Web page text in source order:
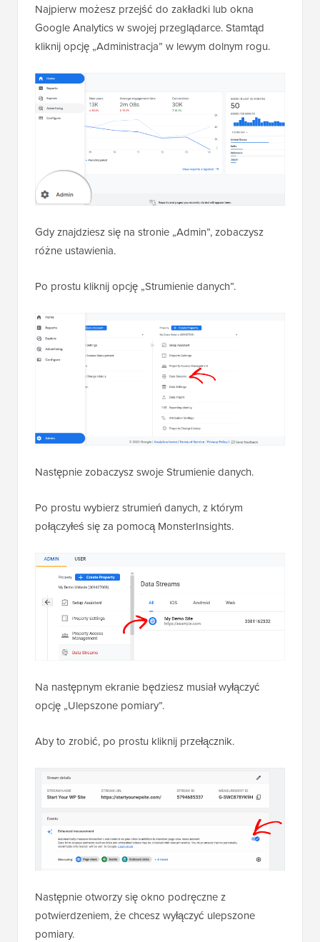
Najpierw możesz przejść do zakładki lub okna
Google Analytics w swojej przeglądarce. Stamtąd
kliknij opcję „Administracja” w lewym dolnym rogu.
Gdy znajdziesz się na stronie „Admin”, zobaczysz
różne ustawienia.
Po prostu kliknij opcję „Strumienie danych”.
Następnie zobaczysz swoje Strumienie danych.
Po prostu wybierz strumień danych, z którym
połączyłeś się za pomocą MonsterInsights.
Na następnym ekranie będziesz musiał wyłączyć
opcję „Ulepszone pomiary”.
Aby to zrobić, po prostu kliknij przełącznik.
Następnie otworzy się okno podręczne z
potwierdzeniem, że chcesz wyłączyć ulepszone
pomiary.